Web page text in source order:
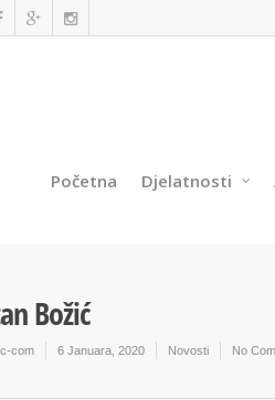
Početna Djelatnosti
Božić
com 6 Januara, 2020 Novosti No